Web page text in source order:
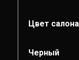
Цвет салона
Черный